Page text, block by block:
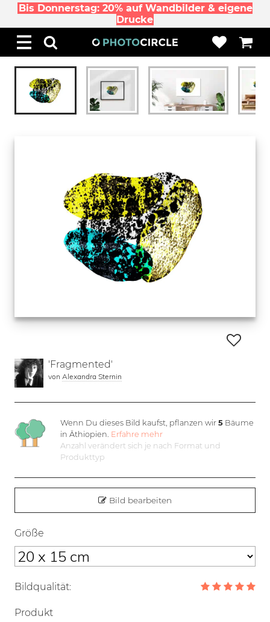
Bis Donnerstag: 20% auf Wandbilder & eigene
Drucke
'Fragmented'
von Alexandra Sternin
Wenn Du dieses Bild kaufst, pflanzen wir5 Bäume
in Äthiopien. Erfahre mehr
Anzahl verändert sich je nach Format und
Produkttyp
Bild bearbeiten
Größe
Bildqualität:
Produkt